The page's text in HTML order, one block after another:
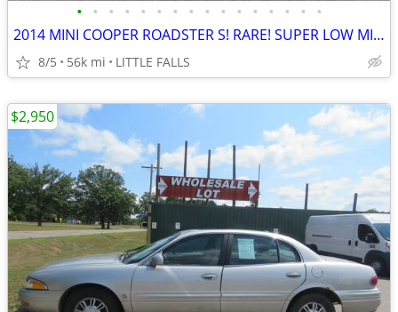
• • • • • • • • • • • • • • • •
2014 MINI COOPER ROADSTER S! RARE! SUPER LOW MILES! LOADED W/ OPTIONS!
8/5 56k mi LITTLE FALLS
$2,950